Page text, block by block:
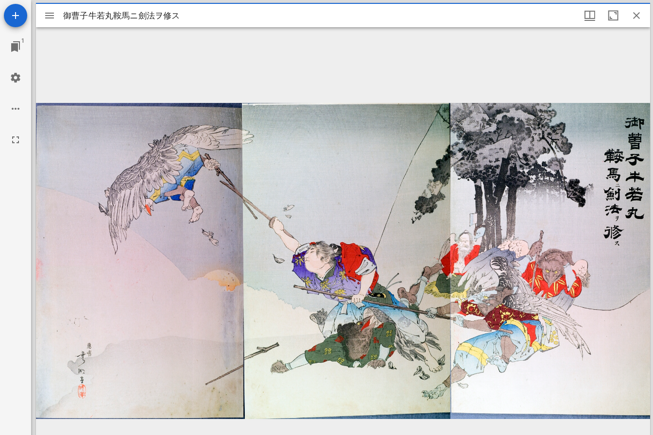
1
Mirador
viewer
御曹子牛若丸鞍馬ニ劍法ヲ修ス
御曹子牛若丸鞍馬ニ劍法ヲ修ス